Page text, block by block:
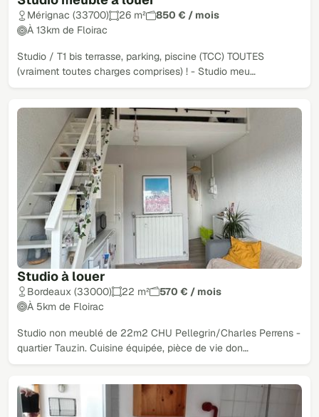
Mérignac (33700) 26 m²
850 € / mois
À 13km de Floirac
Studio / T1 bis terrasse, parking, piscine (TCC) TOUTES
(vraiment toutes charges comprises) ! - Studio meu…
Studio à louer
Bordeaux (33000) 22 m²
570 € / mois
À 5km de Floirac
Studio non meublé de 22m2 CHU Pellegrin/Charles Perrens -
quartier Tauzin. Cuisine équipée, pièce de vie don…